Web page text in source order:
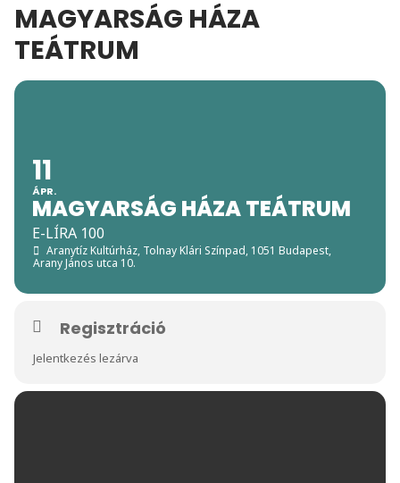
MAGYARSÁG HÁZA
TEÁTRUM
11
ÁPR.
MAGYARSÁG HÁZA TEÁTRUM
E-LÍRA 100
Aranytíz Kultúrház, Tolnay Klári Színpad, 1051 Budapest,
Arany János utca 10.
Regisztráció
Jelentkezés lezárva